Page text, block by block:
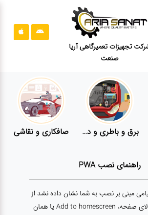
تجهیزات تعمیرگاهی آریا
صنعت
برق و باطری و دیاگ صافکاری و نقاشی
راهنمای نصب PWA
مبنی بر نصب به شما نشان داده نشد از
بالای صفحه، Add to homescreen یا همان